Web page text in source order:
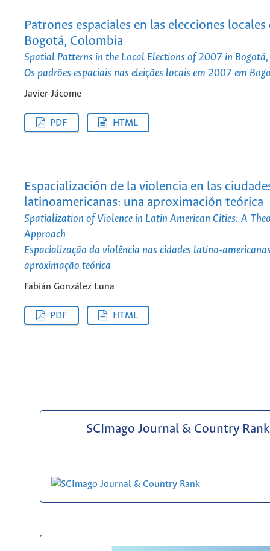
Patrones espaciales en las elecciones
Bogotá, Colombia
Spatial Patterns in the Local Elections of 2007 in
Os padrões espaciais nas eleições locais em 2007 em
Javier Jácome
PDF HTML
Espacialización de la violencia en las
latinoamericanas: una aproximación teórica
Spatialization of Violence in Latin American Cities: A
Approach
Espacialização da violência nas cidades latino-
aproximação teórica
Fabián González Luna
PDF HTML
SCImago Journal & Country Rank